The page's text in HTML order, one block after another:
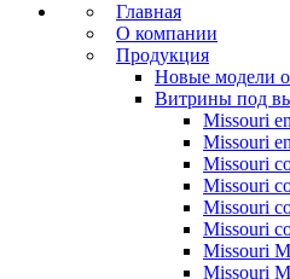
Главная
О компании
Продукция
Новые модели
Витрины под
Missouri
Missouri
Missouri
Missouri
Missouri
Missouri
Missouri
Missouri